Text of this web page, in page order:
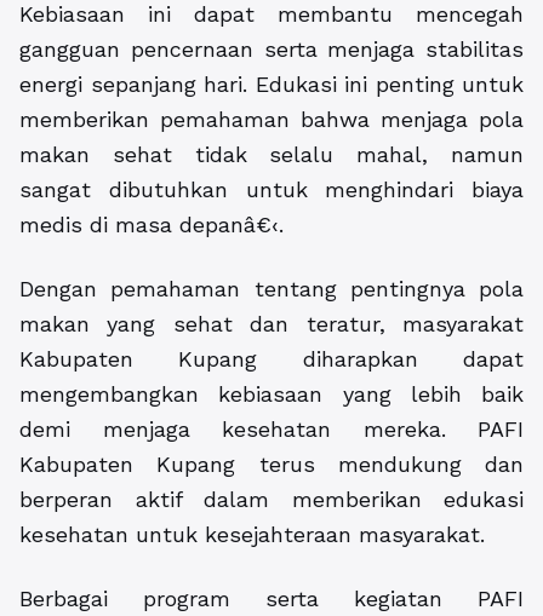
Kebiasaan ini dapat membantu mencegah
gangguan pencernaan serta menjaga stabilitas
energi sepanjang hari. Edukasi ini penting untuk
memberikan pemahaman bahwa menjaga pola
makan sehat tidak selalu mahal, namun
sangat dibutuhkan untuk menghindari biaya
medis di masa depanâ€‹.
Dengan pemahaman tentang pentingnya pola
makan yang sehat dan teratur, masyarakat
Kabupaten Kupang diharapkan dapat
mengembangkan kebiasaan yang lebih baik
demi menjaga kesehatan mereka. PAFI
Kabupaten Kupang terus mendukung dan
berperan aktif dalam memberikan edukasi
kesehatan untuk kesejahteraan masyarakat.
Berbagai program serta kegiatan PAFI